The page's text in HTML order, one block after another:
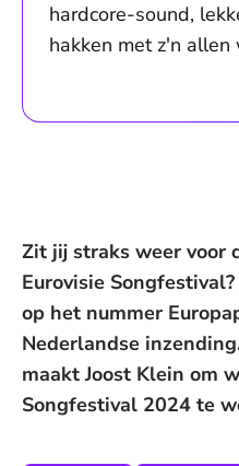
hardcore-sound,
hakken met z'n allen
Zit jij straks weer voor
Eurovisie
op het nummer
Nederlandse
maakt Joost Klein om
Songfestival 2024 te